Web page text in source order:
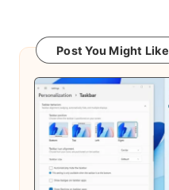
Post You Might Like